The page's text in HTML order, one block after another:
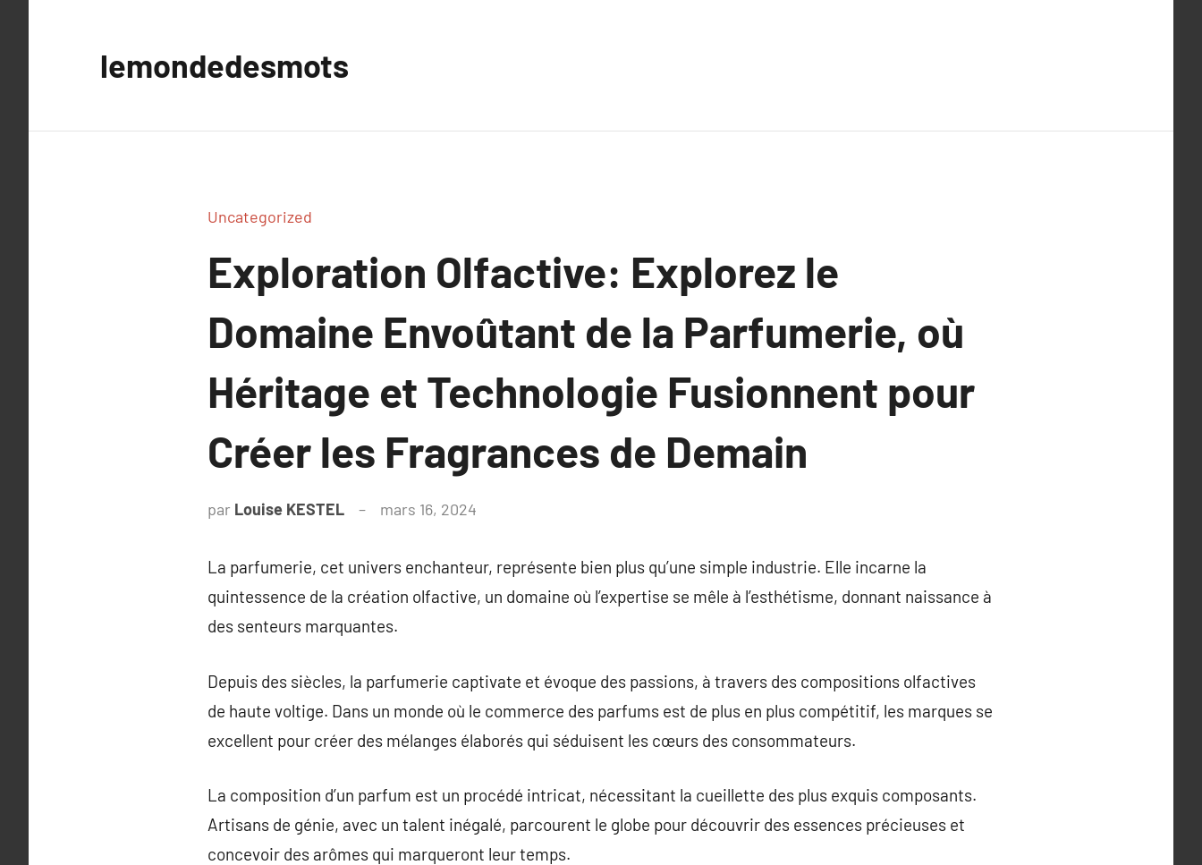
lemondedesmots
Uncategorized
Exploration Olfactive: Explorez le
Domaine Envoûtant de la Parfumerie, où
Héritage et Technologie Fusionnent pour
Créer les Fragrances de Demain
par Louise KESTEL mars 16, 2024
La parfumerie, cet univers enchanteur, représente bien plus qu’une simple industrie. Elle incarne la
quintessence de la création olfactive, un domaine où l’expertise se mêle à l’esthétisme, donnant naissance à
des senteurs marquantes.
Depuis des siècles, la parfumerie captivate et évoque des passions, à travers des compositions olfactives
de haute voltige. Dans un monde où le commerce des parfums est de plus en plus compétitif, les marques se
excellent pour créer des mélanges élaborés qui séduisent les cœurs des consommateurs.
La composition d’un parfum est un procédé intricat, nécessitant la cueillette des plus exquis composants.
Artisans de génie, avec un talent inégalé, parcourent le globe pour découvrir des essences précieuses et
concevoir des arômes qui marqueront leur temps.